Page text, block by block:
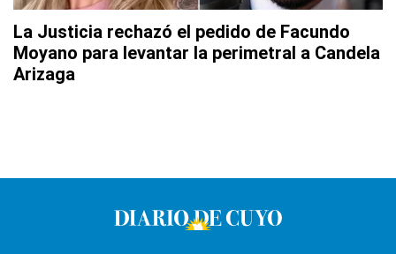
La Justicia rechazó el pedido de Facundo
Moyano para levantar la perimetral a Candela
Arizaga